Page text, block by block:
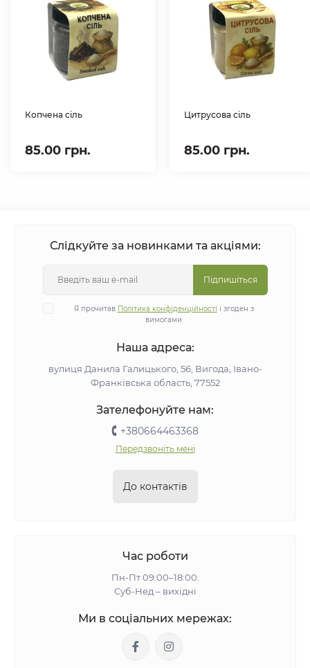
Копчена сіль
85.00 грн.
Цитрусова сіль
85.00 грн.
Слідкуйте за новинками та акціями:
Підпишіться
Я прочитав Політика конфіденційності і згоден з
вимогами
Наша адреса:
вулиця Данила Галицького, 56, Вигода, Івано-
Франківська область, 77552
Зателефонуйте нам:
+380664463368
Передзвоніть мені
До контактів
Час роботи
Пн-Пт 09:00–18:00.
Суб-Нед – вихідні
Ми в соціальних мережах: